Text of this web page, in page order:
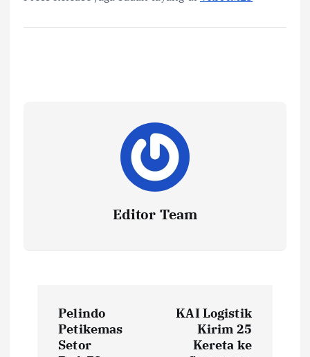
Editor Team
Pelindo
Petikemas
Setor
KAI Logistik
Kirim 25
Kereta ke